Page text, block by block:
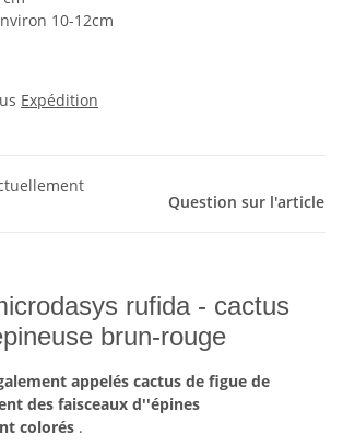
10-12cm
Expédition
Question sur l'article
rufida - cactus
brun-rouge
appelés cactus de figue de
des faisceaux d''épines
colorés .